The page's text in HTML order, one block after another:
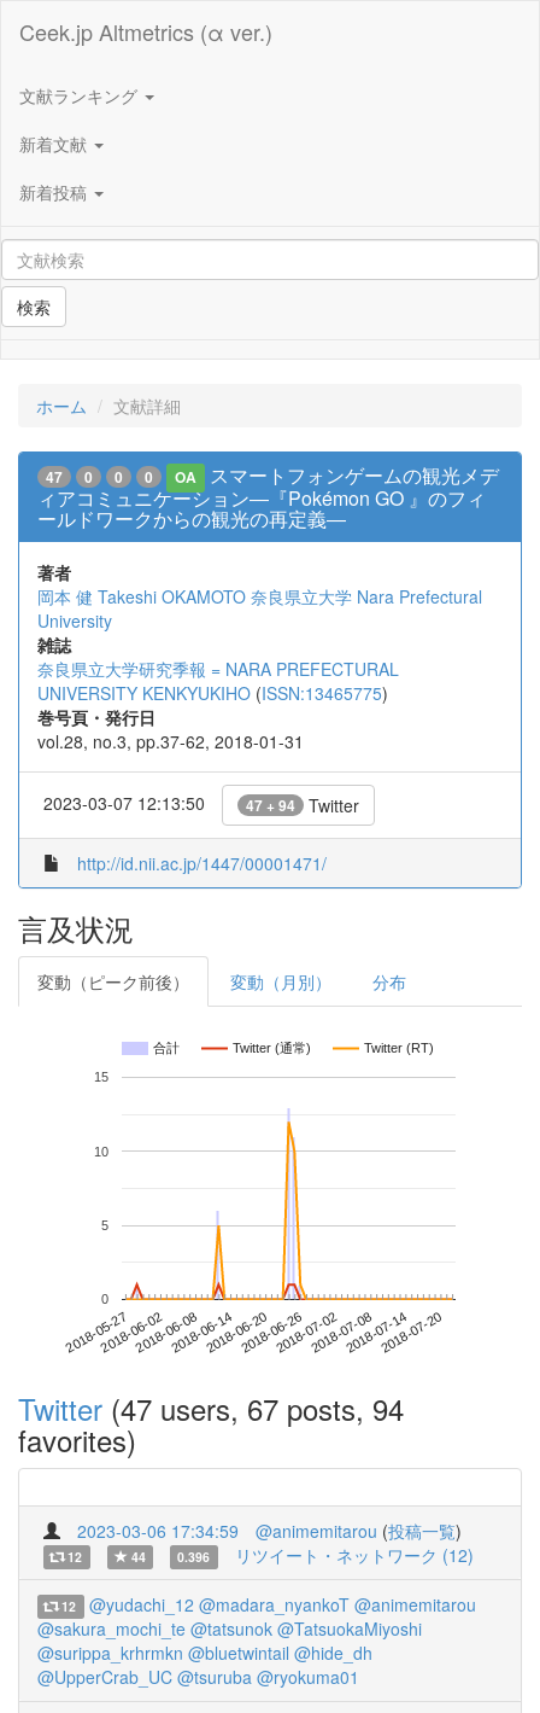
Ceek.jp Altmetrics (α ver.)
文献ランキング
新着文献
新着投稿
検索
ホーム 文献詳細
47 0 0 0 OA
スマートフォンゲームの観光メデ
ィアコミュニケーション―『Pokémon GO 』のフィ
ールドワークからの観光の再定義―
著者
岡本 健 Takeshi OKAMOTO 奈良県立大学 Nara Prefectural
University
雑誌
奈良県立大学研究季報 = NARA PREFECTURAL
UNIVERSITY KENKYUKIHO (ISSN:13465775)
巻号頁・発行日
vol.28, no.3, pp.37-62, 2018-01-31
2023-03-07 12:13:50 47 + 94 Twitter
http://id.nii.ac.jp/1447/00001471/
言及状況
変動（ピーク前後） 変動（月別） 分布
合計 Twitter (通常) Twitter (RT)
2018-05-272018-06-022018-06-082018-06-142018-06-202018-06-262018-07-022018-07-082018-07-142018-07-20
0
5
10
15
Twitter (47 users, 67 posts, 94
favorites)
2023-03-06 17:34:59 @animemitarou (投稿一覧)
12 44 0.396 リツイート・ネットワーク (12)
12 @yudachi_12 @madara_nyankoT @animemitarou
@sakura_mochi_te @tatsunok @TatsuokaMiyoshi
@surippa_krhrmkn @bluetwintail @hide_dh
@UpperCrab_UC @tsuruba @ryokuma01